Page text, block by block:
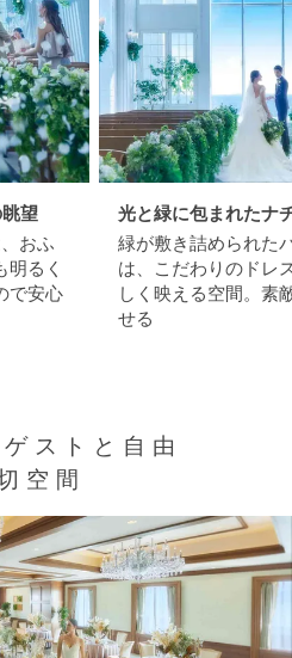
望
おふ
明るく
で安心
光と緑に包まれたナ
緑が敷き詰められた
は、こだわりのドレ
しく映える空間。素
せる
ストと自由
空間